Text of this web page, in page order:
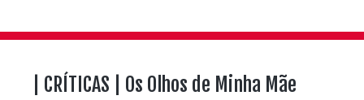
| CRÍTICAS | Os Olhos de Minha Mãe